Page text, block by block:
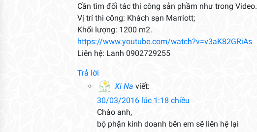
Cần tìm đối tác thi công sản phầm như trong Video.
Vị trí thi công: Khách sạn Marriott;
Khối lượng: 1200 m2.
https://www.youtube.com/watch?v=v3aK82GRiAs
Liên hệ: Lanh 0902729255
Trả lời
Xi Na viết:
30/03/2016 lúc 1:18 chiều
Chào anh,
bộ phận kinh doanh bên em sẽ liên hệ lại